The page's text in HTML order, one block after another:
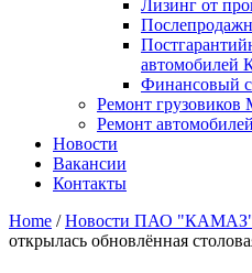
Лизинг от
Финансовый
Ремонт
Ремонт
Новости
Вакансии
Контакты
Home /Новости ПАО
открылась обновлённая